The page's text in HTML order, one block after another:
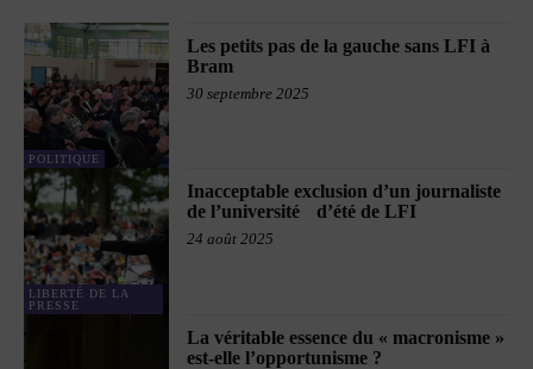
POLITIQUE
Les petits pas de la gauche sans LFI à
Bram
30 septembre 2025
LIBERTÉ DE LA
PRESSE
Inacceptable exclusion d’un journaliste
de l’université d’été de LFI
24 août 2025
La véritable essence du « macronisme »
est-elle l’opportunisme ?